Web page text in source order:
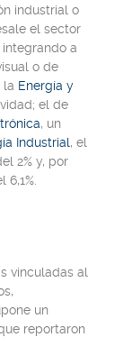
industrial o
el sector
integrando a
o de
la Energía y
el de
, un
Industrial, el
2% y, por
6,1%.
vinculadas al
un
reportaron